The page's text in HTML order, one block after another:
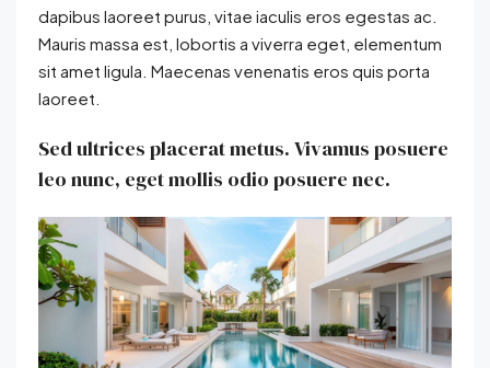
dapibus laoreet purus, vitae iaculis eros egestas ac.
Mauris massa est, lobortis a viverra eget, elementum
sit amet ligula. Maecenas venenatis eros quis porta
laoreet.
Sed ultrices placerat metus. Vivamus posuere
leo nunc, eget mollis odio posuere nec.